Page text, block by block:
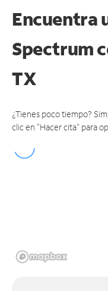
Encuentra
Spectrum
TX
¿Tienes poco tiempo?
clic en "Hacer cita" para